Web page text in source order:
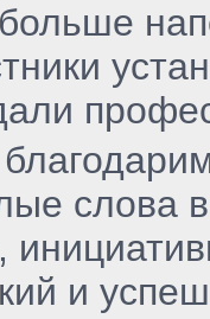
слова
и